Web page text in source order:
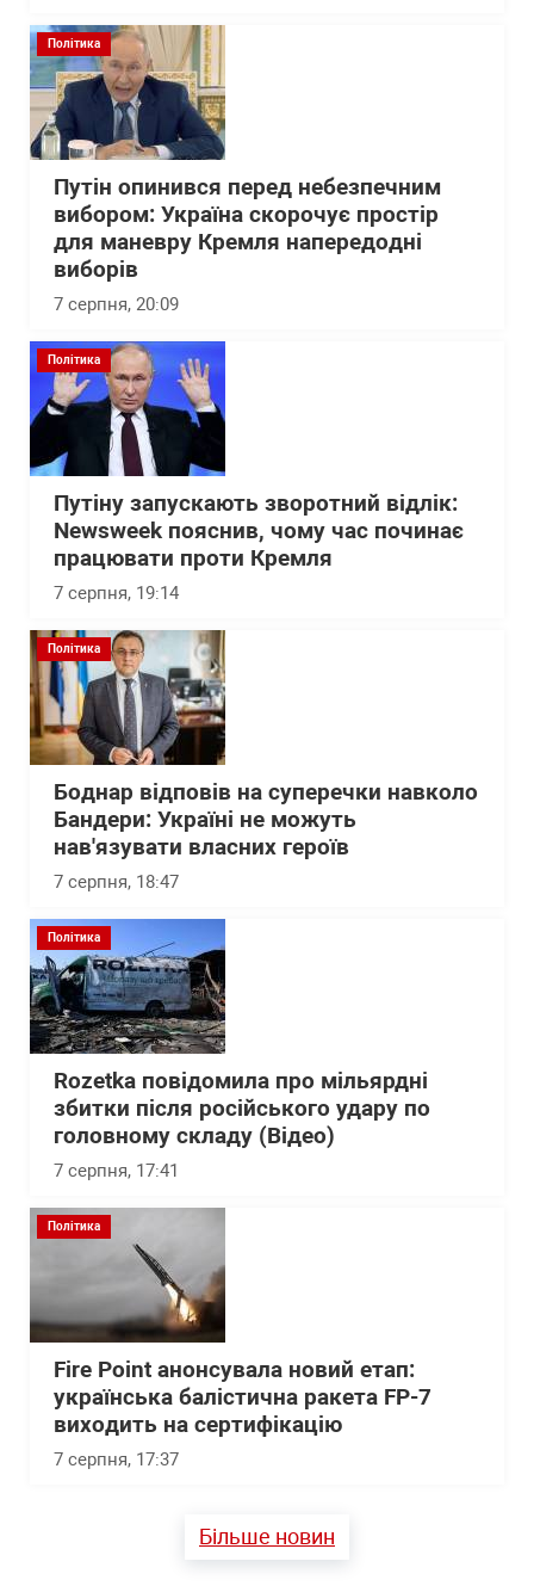
Політика
Путін опинився перед небезпечним
вибором: Україна скорочує простір
для маневру Кремля напередодні
виборів
7 серпня, 20:09
Політика
Путіну запускають зворотний відлік:
Newsweek пояснив, чому час починає
працювати проти Кремля
7 серпня, 19:14
Політика
Боднар відповів на суперечки навколо
Бандери: Україні не можуть
нав'язувати власних героїв
7 серпня, 18:47
Політика
Rozetka повідомила про мільярдні
збитки після російського удару по
головному складу (Відео)
7 серпня, 17:41
Політика
Fire Point анонсувала новий етап:
українська балістична ракета FP-7
виходить на сертифікацію
7 серпня, 17:37
Більше новин